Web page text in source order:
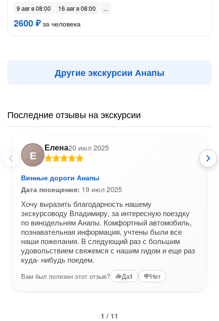
9 авг в 08:00 16 авг в 08:00
2600 ₽за человека
Другие экскурсии Анапы
Последние отзывы на экскурсии
Е
Елена20 июл 2025
Винные дороги Анапы
Дата посещения: 19 июл 2025
Хочу выразить благодарность нашему
экскурсоводу Владимиру, за интересную поездку
по винодельням Анапы. Комфортный автомобиль,
познавательная информация, учтены были все
наши пожелания. В следующий раз с большим
удовольствием свяжемся с нашим гидом и еще раз
куда- нибудь поедем.
Вам был полезен этот отзыв? Да1 Нет
1 / 11